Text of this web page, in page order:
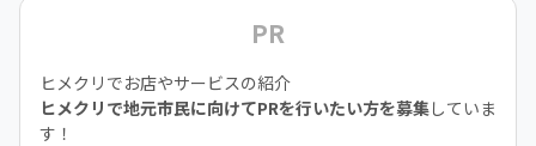
PR
ヒメクリでお店やサービスの紹介
ヒメクリで地元市民に向けてPRを行いたい方を募集していま
す！